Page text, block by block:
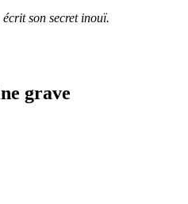
son secret inouï.
grave